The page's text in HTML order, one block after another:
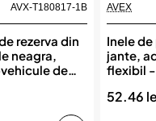
AVX-T180817-1B
rezerva din
neagra,
de
AVEX
Inele
jante,
flexibil -
52.46